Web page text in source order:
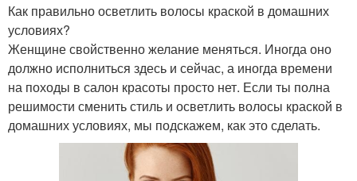
Как правильно осветлить волосы краской в домашних
условиях?
Женщине свойственно желание меняться. Иногда оно
должно исполниться здесь и сейчас, а иногда времени
на походы в салон красоты просто нет. Если ты полна
решимости сменить стиль и осветлить волосы краской в
домашних условиях, мы подскажем, как это сделать.